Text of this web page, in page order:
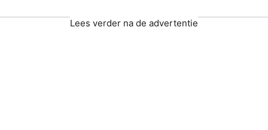
Lees verder na de advertentie